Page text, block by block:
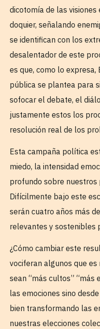
dicotomía de las
doquier, señalando
se identifican con los
desalentador de este
es que, como lo expresa,
pública se plantea para
sofocar el debate, el
justamente estos los
resolución real de los
Esta campaña política
miedo, la intensidad
profundo sobre
Difícilmente bajo este
serán cuatro años más
relevantes y sostenibles
¿Cómo cambiar este
vociferan algunos que es
sean “más cultos” “más
las emociones sino
bien transformando las
nuestras elecciones